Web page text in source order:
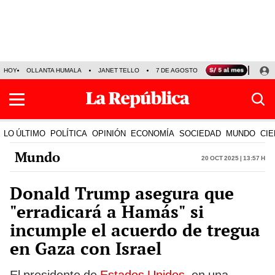
HOY OLLANTA HUMALA JANET TELLO 7 DE AGOSTO TINKA RESULTADOS
LO ÚLTIMO POLÍTICA OPINIÓN ECONOMÍA SOCIEDAD MUNDO
Mundo 20 Oct 2025 | 13:57 h
Donald Trump asegura que
"erradicará a Hamás" si
incumple el acuerdo de tregua
en Gaza con Israel